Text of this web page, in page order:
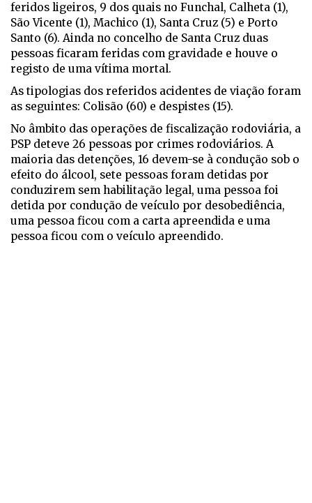
feridos ligeiros, 9 dos quais no Funchal, Calheta (1),
São Vicente (1), Machico (1), Santa Cruz (5) e Porto
Santo (6). Ainda no concelho de Santa Cruz duas
pessoas ficaram feridas com gravidade e houve o
registo de uma vítima mortal.
As tipologias dos referidos acidentes de viação foram
as seguintes: Colisão (60) e despistes (15).
No âmbito das operações de fiscalização rodoviária, a
PSP deteve 26 pessoas por crimes rodoviários. A
maioria das detenções, 16 devem-se à condução sob o
efeito do álcool, sete pessoas foram detidas por
conduzirem sem habilitação legal, uma pessoa foi
detida por condução de veículo por desobediência,
uma pessoa ficou com a carta apreendida e uma
pessoa ficou com o veículo apreendido.